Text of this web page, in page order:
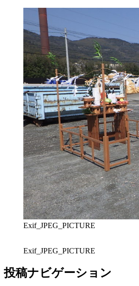
Exif_JPEG_PICTURE
Exif_JPEG_PICTURE
投稿ナビゲーション